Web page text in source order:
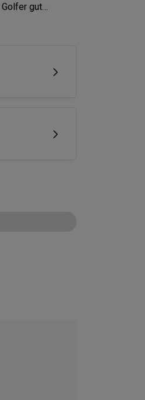
gut
über
näher am Loch.